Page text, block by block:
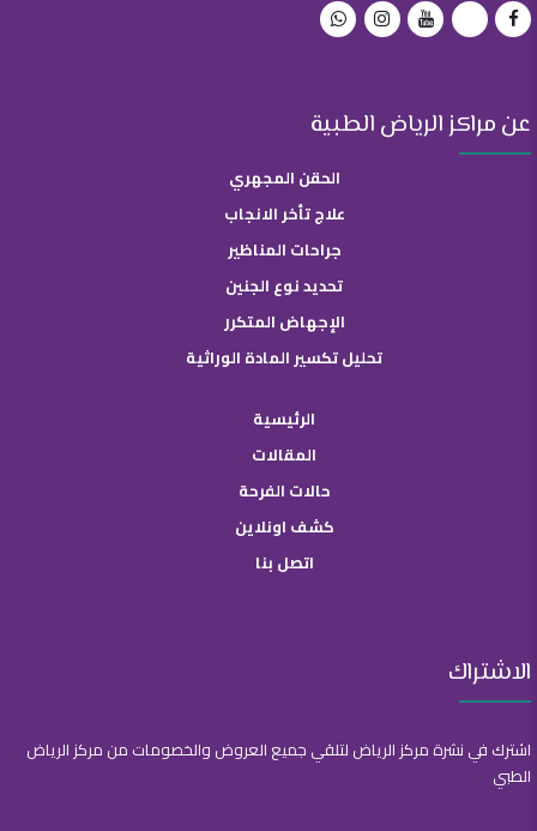
عن مراكز الرياض الطبية
الحقن المجهري
علاج تأخر الانجاب
جراحات المناظير
تحديد نوع الجنين
الإجهاض المتكرر
تحليل تكسير المادة الوراثية
الرئيسية
المقالات
حالات الفرحة
كشف اونلاين
اتصل بنا
الاشتراك
اشترك في نشرة مركز الرياض لتلقي جميع العروض والخصومات من مركز الرياض
الطبي